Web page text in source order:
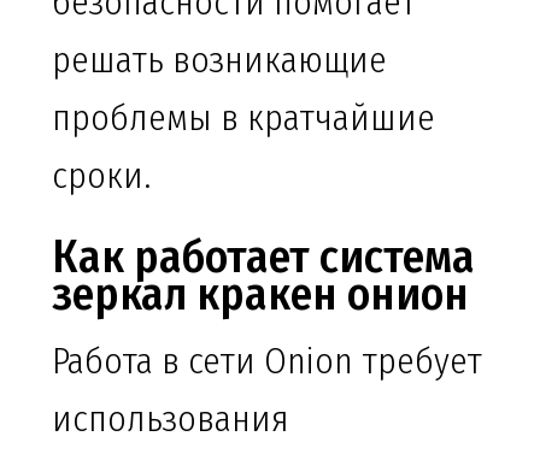
решать возникающие
проблемы в кратчайшие
сроки.
Как работает система
зеркал кракен онион
Работа в сети Onion требует
использования